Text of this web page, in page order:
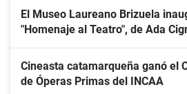
El Museo Laureano Brizuela
"Homenaje al Teatro", de Ada
Cineasta catamarqueña ganó el
de Óperas Primas del INCAA